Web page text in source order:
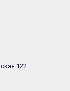
122